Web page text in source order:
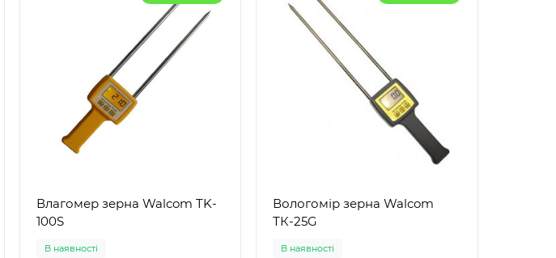
Влагомер зерна Walcom TK-
100S
В наявності
Вологомір зерна Walcom
ТК-25G
В наявності